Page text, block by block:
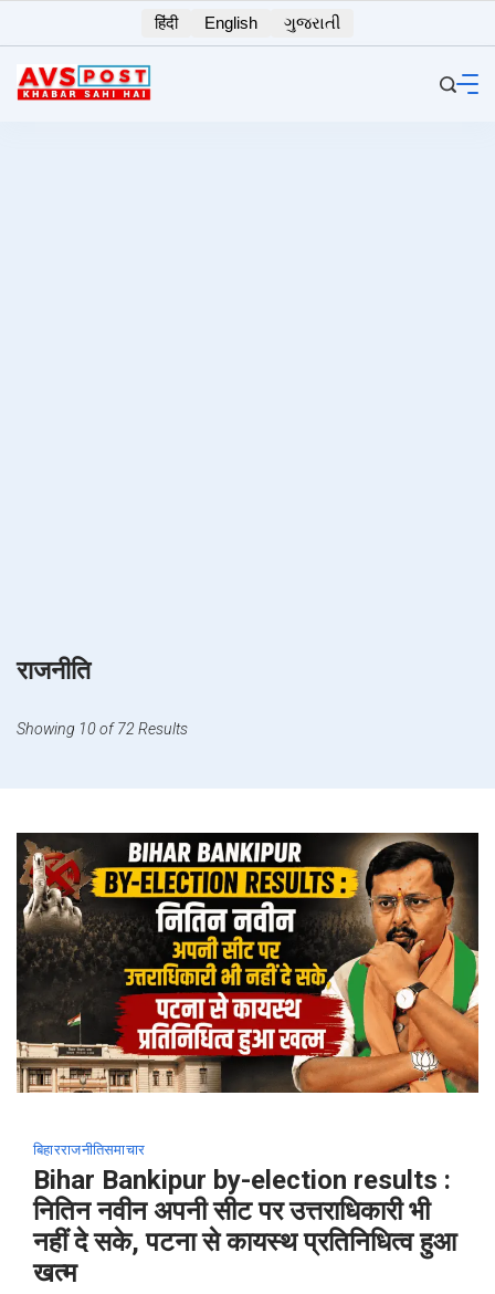
to
content
हिंदी English ગુજરાતી
राजनीति
Showing 10 of 72 Results
बिहारराजनीतिसमाचार
Bihar Bankipur by-election results :
नितिन नवीन अपनी सीट पर उत्तराधिकारी भी
नहीं दे सके, पटना से कायस्थ प्रतिनिधित्व हुआ
खत्म